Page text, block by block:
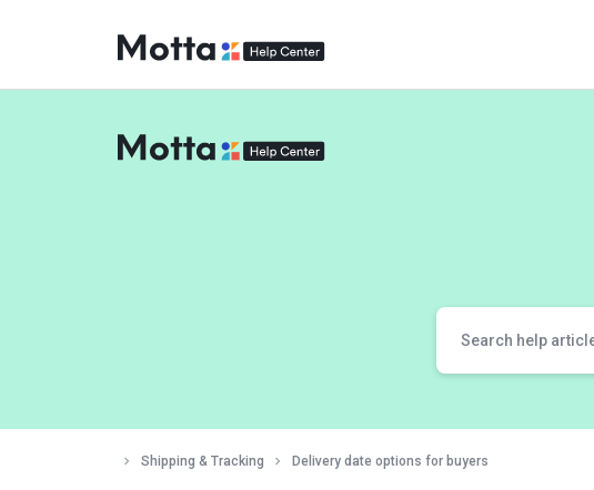
ONLINE
Shipping & Tracking Delivery date options for buyers